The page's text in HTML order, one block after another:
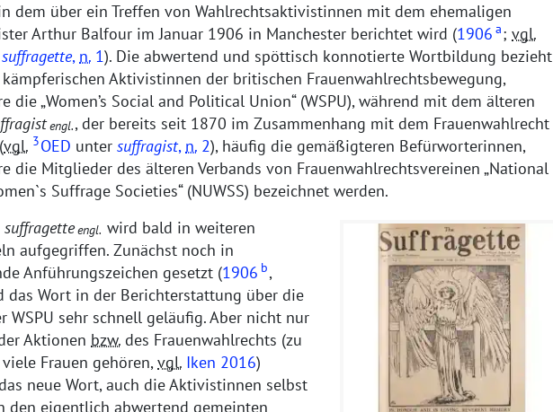
dem über ein Treffen von Wahlrechtsaktivistinnen mit dem ehemaligen
Arthur Balfour im Januar 1906 in Manchester berichtet wird (1906 a;vgl.
suffragette, n. 1). Die abwertend und spöttisch konnotierte Wortbildung bezieht
Aktivistinnen der britischen Frauenwahlrechtsbewegung,
die „Women’s Social and Political Union“ (WSPU), während mit dem älteren
engl., der bereits seit 1870 im Zusammenhang mit dem Frauenwahlrecht
vgl. 3OED untersuffragist, n. 2), häufig die gemäßigteren Befürworterinnen,
die Mitglieder des älteren Verbands von Frauenwahlrechtsvereinen „National
Suffrage Societies“ (NUWSS) bezeichnet werden.
suffragetteengl. wird bald in weiteren
aufgegriffen. Zunächst noch in
Anführungszeichen gesetzt (1906 b,
das Wort in der Berichterstattung über die
WSPU sehr schnell geläufig. Aber nicht nur
Aktionen bzw. des Frauenwahlrechts (zu
Frauen gehören,vgl. Iken 2016)
neue Wort, auch die Aktivistinnen selbst
den eigentlich abwertend gemeinten